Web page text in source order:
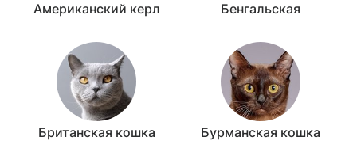
Американский керл Бенгальская
Британская кошка Бурманская кошка